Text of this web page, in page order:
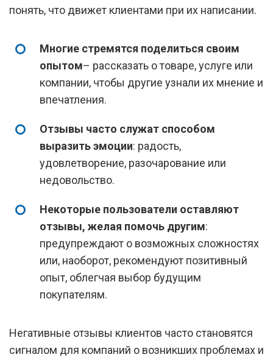
понять, что движет клиентами при их написании.
Многие стремятся поделиться своим
опытом– рассказать о товаре, услуге или
компании, чтобы другие узнали их мнение и
впечатления.
Отзывы часто служат способом
выразить эмоции: радость,
удовлетворение, разочарование или
недовольство.
Некоторые пользователи оставляют
отзывы, желая помочь другим:
предупреждают о возможных сложностях
или, наоборот, рекомендуют позитивный
опыт, облегчая выбор будущим
покупателям.
Негативные отзывы клиентов часто становятся
сигналом для компаний о возникших проблемах и